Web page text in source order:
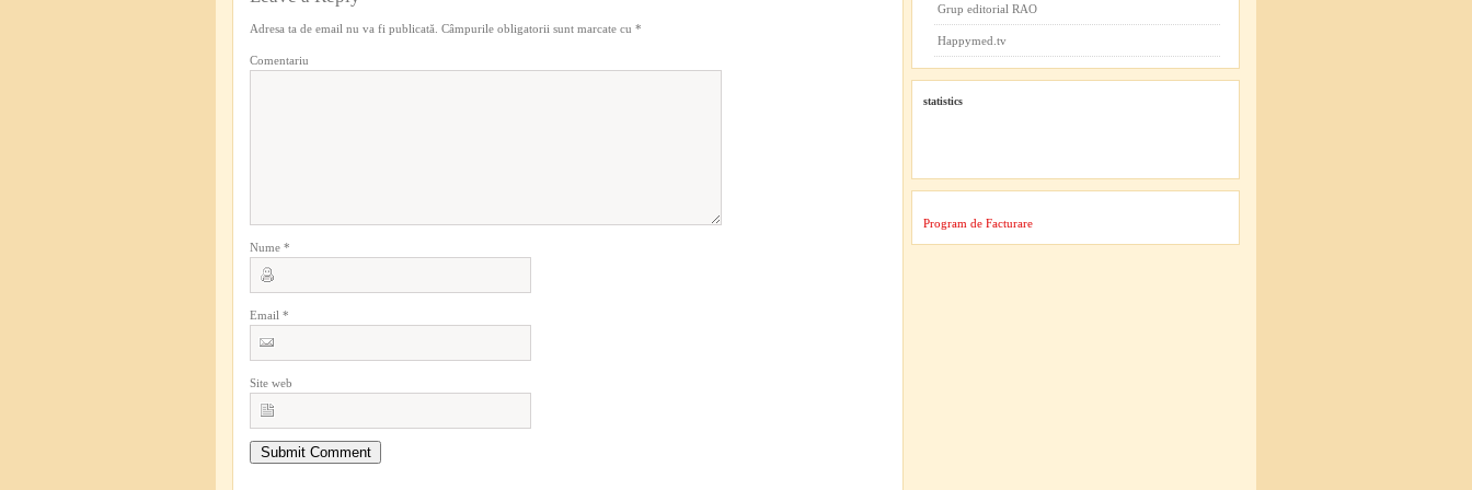
Adresa ta de email nu va fi publicată. Câmpurile obligatorii sunt marcate cu *
Comentariu
Nume *
Email *
Site web
Grup editorial RAO
Happymed.tv
statistics
Program de Facturare